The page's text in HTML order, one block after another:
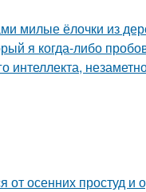
милые ёлочки из
я когда-либо
интеллекта,
осенних простуд и